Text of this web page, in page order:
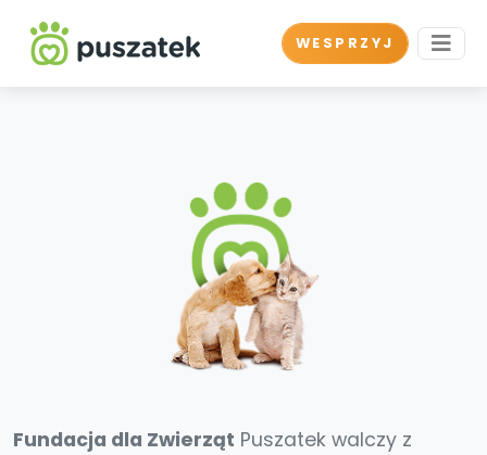
WESPRZYJ
Fundacja dla Zwierząt Puszatek walczy z